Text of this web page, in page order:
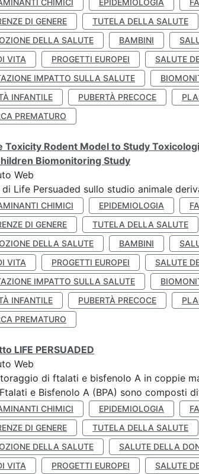
CHIMICI EPIDEMIOLOGIA
DI GENERE
TUTELA DELLA SALUTE
DELLA SALUTE
BAMBINI
VITA
PROGETTI EUROPEI SALUTE
IMPATTO SULLA SALUTE
INFANTILE
PUBERTÀ PRECOCE
PREMATURO
Toxicity Rodent Model to Study
Biomonitoring Study
Web
di Life Persuaded sullo studio animale
CHIMICI EPIDEMIOLOGIA
DI GENERE
TUTELA DELLA SALUTE
DELLA SALUTE
BAMBINI
VITA
PROGETTI EUROPEI SALUTE
IMPATTO SULLA SALUTE
INFANTILE
PUBERTÀ PRECOCE
PREMATURO
LIFE PERSUADED
Web
di ftalati e bisfenolo A in coppie
e Bisfenolo A (BPA) sono composti
CHIMICI EPIDEMIOLOGIA
DI GENERE
TUTELA DELLA SALUTE
DELLA SALUTE
SALUTE DELLA
VITA
PROGETTI EUROPEI SALUTE